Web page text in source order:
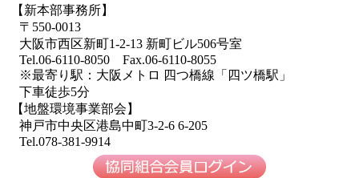
【新本部事務所】
〒550-0013
大阪市西区新町1-2-13 新町ビル506号室
Tel.06-6110-8050 Fax.06-6110-8055
※最寄り駅：大阪メトロ 四つ橋線「四ツ橋駅」
下車徒歩5分
【地盤環境事業部会】
神戸市中央区港島中町3-2-6 6-205
Tel.078-381-9914